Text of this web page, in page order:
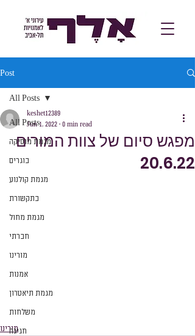
Post
All Posts
מגמת מוסיקה
בוגרים
מגמת קולנוע
בתקשורת
מגמת מחול
חברתי
מורינו
אמנות
מגמת תיאטרון
משלחות
חגיגה
All Posts
מפגש סיום של צוות המורים
20.6.22
keshet12389
Jun 1, 2022
0 min read
מורינו